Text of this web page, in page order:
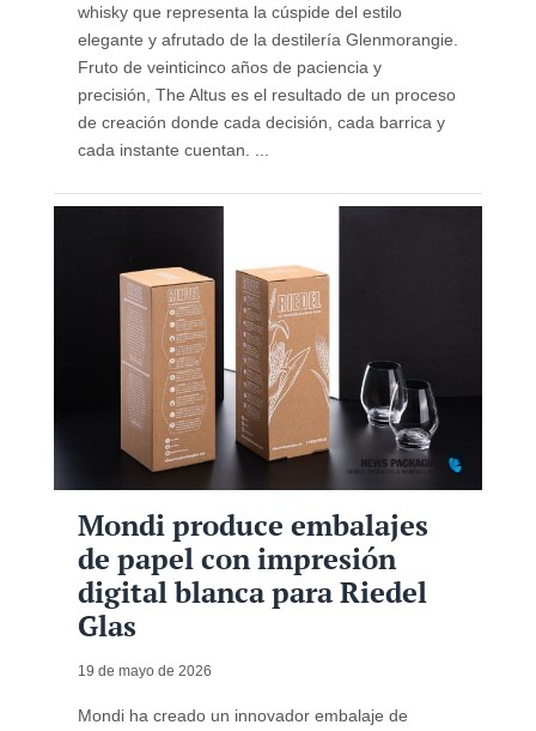
whisky que representa la cúspide del estilo
elegante y afrutado de la destilería Glenmorangie.
Fruto de veinticinco años de paciencia y
precisión, The Altus es el resultado de un proceso
de creación donde cada decisión, cada barrica y
cada instante cuentan. ...
Mondi produce embalajes
de papel con impresión
digital blanca para Riedel
Glas
19 de mayo de 2026
Mondi ha creado un innovador embalaje de